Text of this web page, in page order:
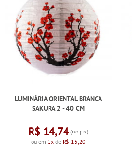
LUMINÁRIA ORIENTAL BRANCA
SAKURA 2 - 40 CM
R$ 14,74(no pix)
ou em 1xde R$ 15,20